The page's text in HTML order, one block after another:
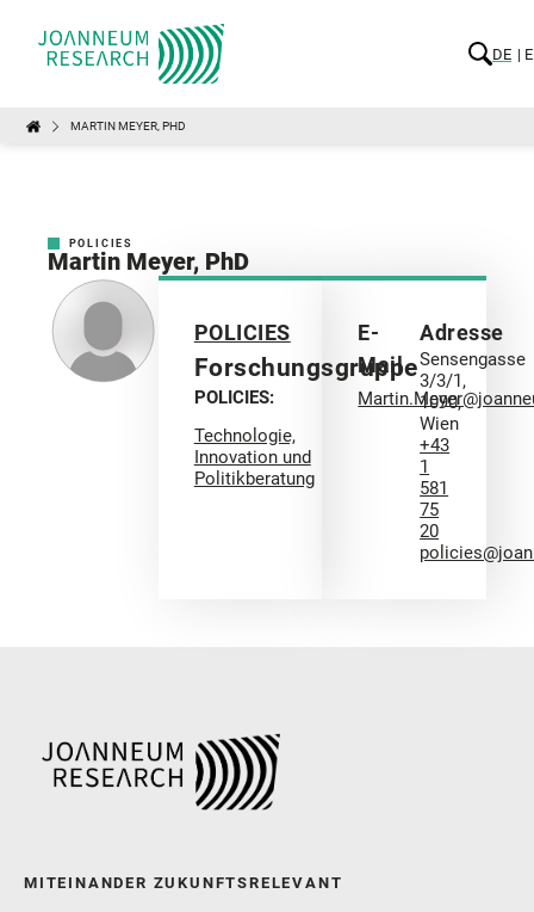
DE
MARTIN MEYER, PHD
POLICIES
Martin Meyer, PhD
POLICIES
Forschungsgruppe
POLICIES:
Technologie,
Innovation und
Politikberatung
E-
Mail
Adresse
Sensengasse
3/3/1,
1090,
Wien
+43
1
581
75
20
MITEINANDER ZUKUNFTSRELEVANT